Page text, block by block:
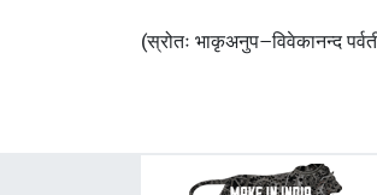
(स्रोतः भाकृअनुप–विवेकानन्‍द